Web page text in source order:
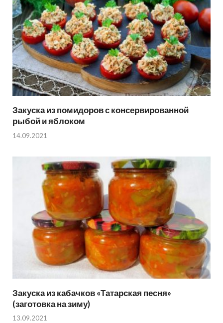
Закуска из помидоров с консервированной
рыбой и яблоком
14.09.2021
Закуска из кабачков «Татарская песня»
(заготовка на зиму)
13.09.2021